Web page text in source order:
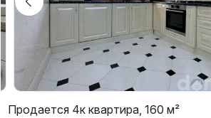
Продается 4к квартира, 160 м²